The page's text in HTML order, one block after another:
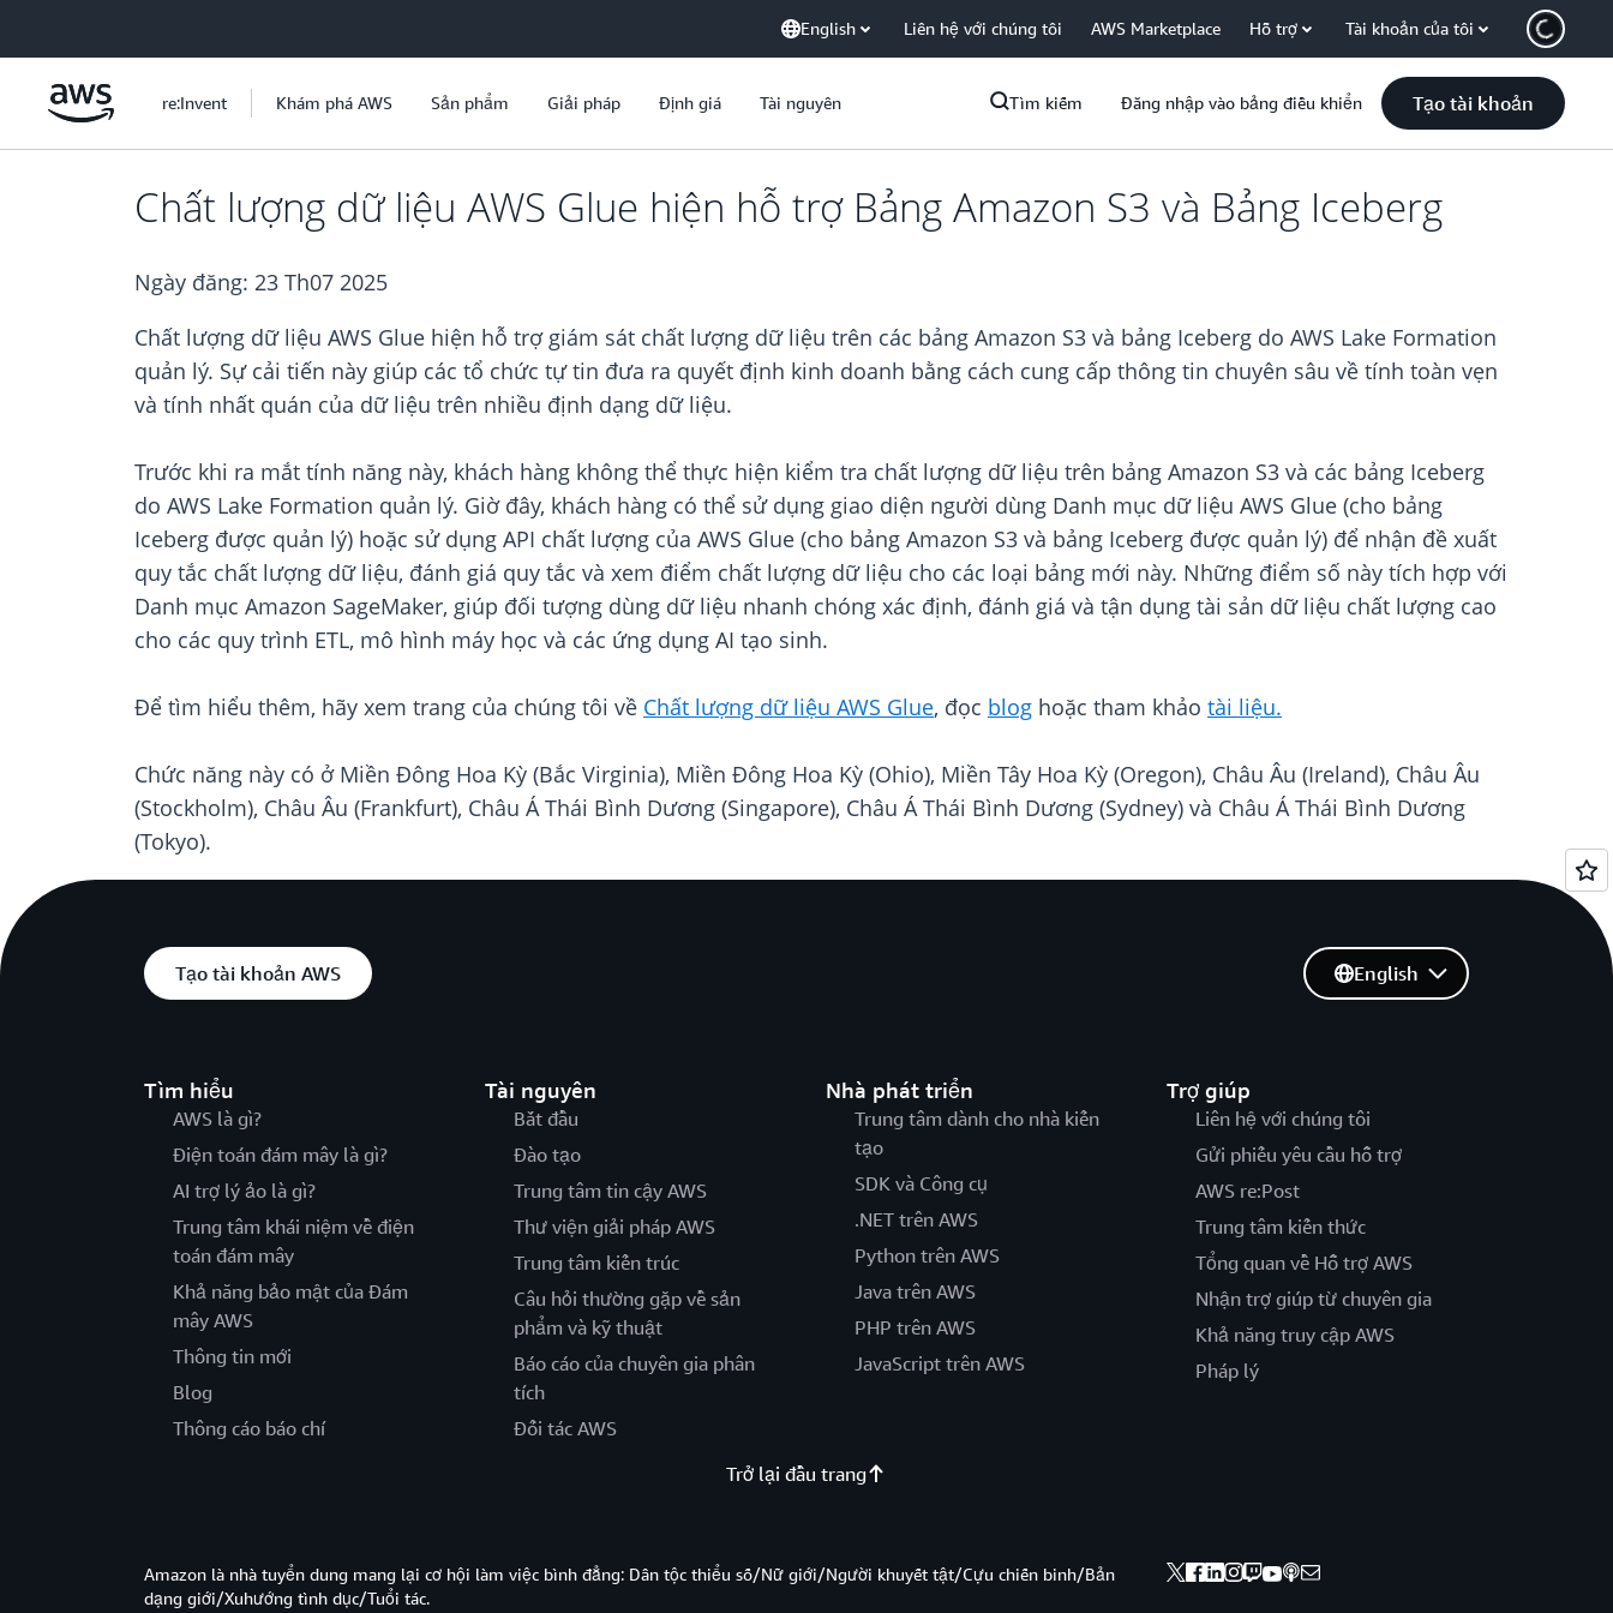
English Liên hệ với chúng tôi AWS Marketplace Hỗ trợ Tài khoản của tôi
re:Invent Khám phá AWS Sản phẩm Giải pháp Định giá Tài nguyên Tìm kiếm Đăng nhập vào bảng điều khiển Tạo tài khoản
Chất lượng dữ liệu AWS Glue hiện hỗ trợ Bảng Amazon S3 và Bảng Iceberg
Ngày đăng: 23 Th07 2025
Chất lượng dữ liệu AWS Glue hiện hỗ trợ giám sát chất lượng dữ liệu trên các bảng Amazon S3 và bảng Iceberg do AWS Lake Formation
quản lý. Sự cải tiến này giúp các tổ chức tự tin đưa ra quyết định kinh doanh bằng cách cung cấp thông tin chuyên sâu về tính toàn vẹn
và tính nhất quán của dữ liệu trên nhiều định dạng dữ liệu.
Trước khi ra mắt tính năng này, khách hàng không thể thực hiện kiểm tra chất lượng dữ liệu trên bảng Amazon S3 và các bảng Iceberg
do AWS Lake Formation quản lý. Giờ đây, khách hàng có thể sử dụng giao diện người dùng Danh mục dữ liệu AWS Glue (cho bảng
Iceberg được quản lý) hoặc sử dụng API chất lượng của AWS Glue (cho bảng Amazon S3 và bảng Iceberg được quản lý) để nhận đề xuất
quy tắc chất lượng dữ liệu, đánh giá quy tắc và xem điểm chất lượng dữ liệu cho các loại bảng mới này. Những điểm số này tích hợp với
Danh mục Amazon SageMaker, giúp đối tượng dùng dữ liệu nhanh chóng xác định, đánh giá và tận dụng tài sản dữ liệu chất lượng cao
cho các quy trình ETL, mô hình máy học và các ứng dụng AI tạo sinh.
Để tìm hiểu thêm, hãy xem trang của chúng tôi về Chất lượng dữ liệu AWS Glue, đọc blog hoặc tham khảo tài liệu.
Chức năng này có ở Miền Đông Hoa Kỳ (Bắc Virginia), Miền Đông Hoa Kỳ (Ohio), Miền Tây Hoa Kỳ (Oregon), Châu Âu (Ireland), Châu Âu
(Stockholm), Châu Âu (Frankfurt), Châu Á Thái Bình Dương (Singapore), Châu Á Thái Bình Dương (Sydney) và Châu Á Thái Bình Dương
(Tokyo).
Tạo tài khoản AWS
Tìm hiểu
AWS là gì?
Điện toán đám mây là gì?
AI trợ lý ảo là gì?
Trung tâm khái niệm về điện
toán đám mây
Khả năng bảo mật của Đám
mây AWS
Thông tin mới
Blog
Thông cáo báo chí
Tài nguyên
Bắt đầu
Đào tạo
Trung tâm tin cậy AWS
Thư viện giải pháp AWS
Trung tâm kiến trúc
Câu hỏi thường gặp về sản
phẩm và kỹ thuật
Báo cáo của chuyên gia phân
tích
Đối tác AWS
Nhà phát triển
Trung tâm dành cho nhà kiến
tạo
SDK và Công cụ
.NET trên AWS
Python trên AWS
Java trên AWS
PHP trên AWS
JavaScript trên AWS
Trợ giúp
Liên hệ với chúng tôi
Gửi phiếu yêu cầu hỗ trợ
AWS re:Post
Trung tâm kiến thức
Tổng quan về Hỗ trợ AWS
Nhận trợ giúp từ chuyên gia
Khả năng truy cập AWS
Pháp lý
English
Trở lại đầu trang
Amazon là nhà tuyển dung mang lại cơ hội làm việc bình đẳng: Dân tộc thiểu số/Nữ giới/Người khuyết tật/Cựu chiến binh/Bản
dạng giới/Xuhướng tình dục/Tuổi tác.